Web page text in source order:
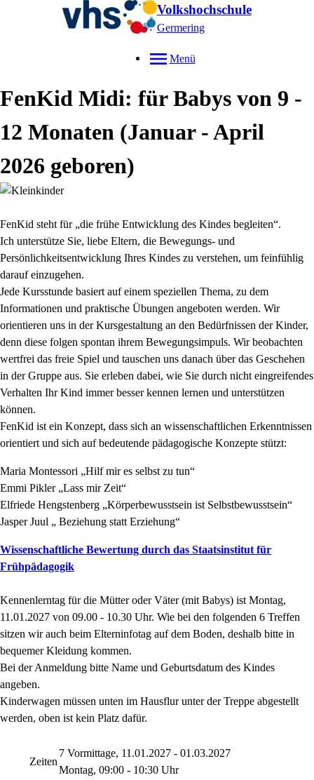
Volkshochschule
Germering
Menü
FenKid Midi: für Babys von 9 -
12 Monaten (Januar - April
2026 geboren)
FenKid steht für „die frühe Entwicklung des Kindes begleiten“.
Ich unterstütze Sie, liebe Eltern, die Bewegungs- und
Persönlichkeitsentwicklung Ihres Kindes zu verstehen, um feinfühlig
darauf einzugehen.
Jede Kursstunde basiert auf einem speziellen Thema, zu dem
Informationen und praktische Übungen angeboten werden. Wir
orientieren uns in der Kursgestaltung an den Bedürfnissen der Kinder,
denn diese folgen spontan ihrem Bewegungsimpuls. Wir beobachten
wertfrei das freie Spiel und tauschen uns danach über das Geschehen
in der Gruppe aus. Sie erleben dabei, wie Sie durch nicht eingreifendes
Verhalten Ihr Kind immer besser kennen lernen und unterstützen
können.
FenKid ist ein Konzept, dass sich an wissenschaftlichen Erkenntnissen
orientiert und sich auf bedeutende pädagogische Konzepte stützt:
Maria Montessori „Hilf mir es selbst zu tun“
Emmi Pikler „Lass mir Zeit“
Elfriede Hengstenberg „Körperbewusstsein ist Selbstbewusstsein“
Jasper Juul „ Beziehung statt Erziehung“
Wissenschaftliche Bewertung durch das Staatsinstitut für
Frühpädagogik
Kennenlerntag für die Mütter oder Väter (mit Babys) ist Montag,
11.01.2027 von 09.00 - 10.30 Uhr. Wie bei den folgenden 6 Treffen
sitzen wir auch beim Elterninfotag auf dem Boden, deshalb bitte in
bequemer Kleidung kommen.
Bei der Anmeldung bitte Name und Geburtsdatum des Kindes
angeben.
Kinderwagen müssen unten im Hausflur unter der Treppe abgestellt
werden, oben ist kein Platz dafür.
Zeiten
7 Vormittage, 11.01.2027 - 01.03.2027
Montag, 09:00 - 10:30 Uhr